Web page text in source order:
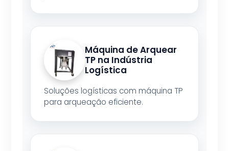
Máquina de Arquear
TP na Indústria
Logística
Soluções logísticas com máquina TP
para arqueação eficiente.